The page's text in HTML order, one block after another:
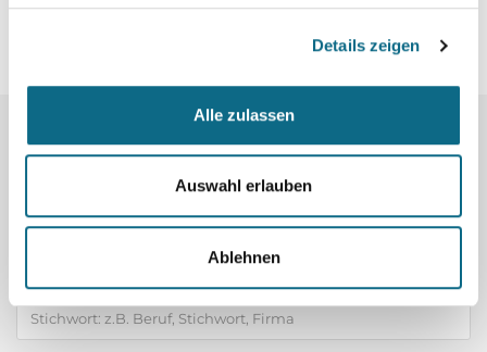
Details zeigen
Alle zulassen
Auswahl erlauben
Ablehnen
Mehr Jobs: